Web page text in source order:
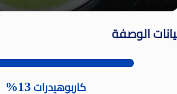
الوصفة
كاربوهيدرات 13%